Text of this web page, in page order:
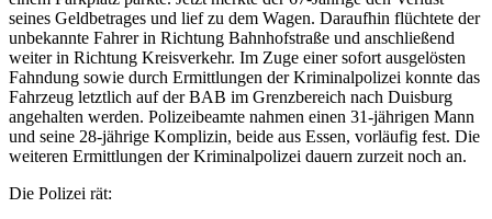
seines Geldbetrages und lief zu dem Wagen. Daraufhin flüchtete der
unbekannte Fahrer in Richtung Bahnhofstraße und anschließend
weiter in Richtung Kreisverkehr. Im Zuge einer sofort ausgelösten
Fahndung sowie durch Ermittlungen der Kriminalpolizei konnte das
Fahrzeug letztlich auf der BAB im Grenzbereich nach Duisburg
angehalten werden. Polizeibeamte nahmen einen 31-jährigen Mann
und seine 28-jährige Komplizin, beide aus Essen, vorläufig fest. Die
weiteren Ermittlungen der Kriminalpolizei dauern zurzeit noch an.
Die Polizei rät: